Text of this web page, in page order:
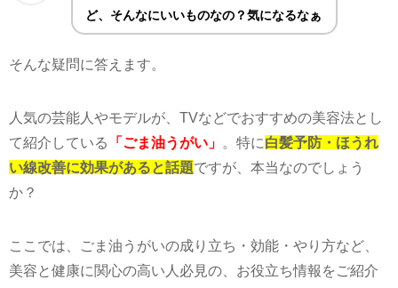
ど、そんなにいいものなの？気になるなぁ
そんな疑問に答えます。
人気の芸能人やモデルが、 TVなどでおすすめの美容法とし
て紹介している
「ごま油うがい」 。特に白髪予防・ほうれ
い線改善に効果があると話題ですが、本当なのでしょう
か？
ここでは、ごま油うがいの成り立ち・効能・やり方など、
美容と健康に関心の高い人必見の、お役立ち情報をご紹介